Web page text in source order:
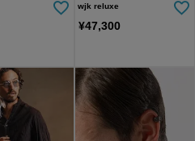
wjk reluxe
¥47,300